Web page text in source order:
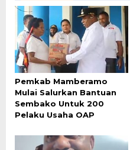
Pemkab Mamberamo
Mulai Salurkan Bantuan
Sembako Untuk 200
Pelaku Usaha OAP